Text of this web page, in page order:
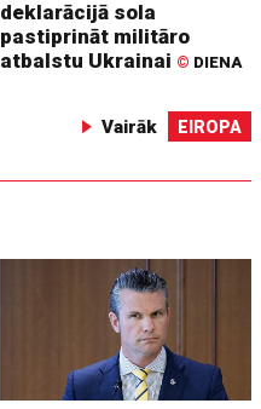
deklarācijā sola
pastiprināt militāro
atbalstu Ukrainai © DIENA
Vairāk EIROPA